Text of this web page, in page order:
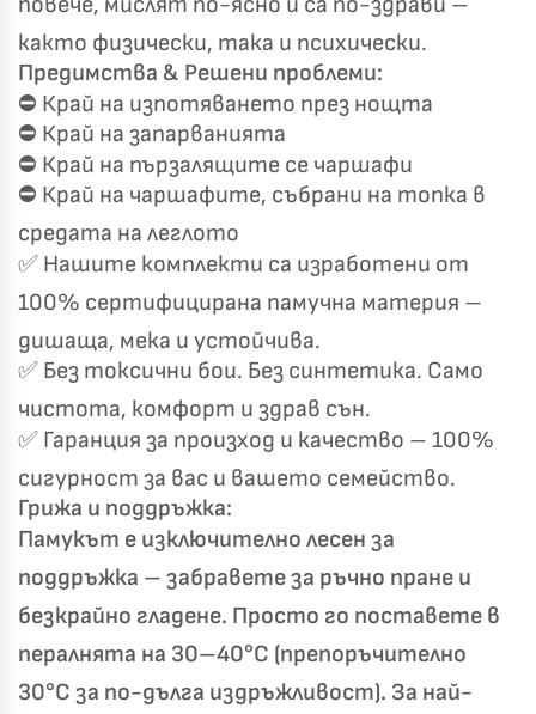
както физически, така и психически.
Предимства & Решени проблеми:
⛔ Край на изпотяването през нощта
⛔ Край на запарванията
⛔ Край на пързалящите се чаршафи
⛔ Край на чаршафите, събрани на топка в
средата на леглото
✅ Нашите комплекти са изработени от
100% сертифицирана памучна материя –
дишаща, мека и устойчива.
✅ Без токсични бои. Без синтетика. Само
чистота, комфорт и здрав сън.
✅ Гаранция за произход и качество – 100%
сигурност за вас и вашето семейство.
Грижа и поддръжка:
Памукът е изключително лесен за
поддръжка – забравете за ръчно пране и
безкрайно гладене. Просто го поставете в
пералнята на 30–40°C (препоръчително
30°C за по-дълга издръжливост). За най-
🎁 Късметът избра Вас!
✦
✦
Хавлиени кърпи – Комплект 2 части – 100% памук
19,00 €0 €
Пепел от Рози